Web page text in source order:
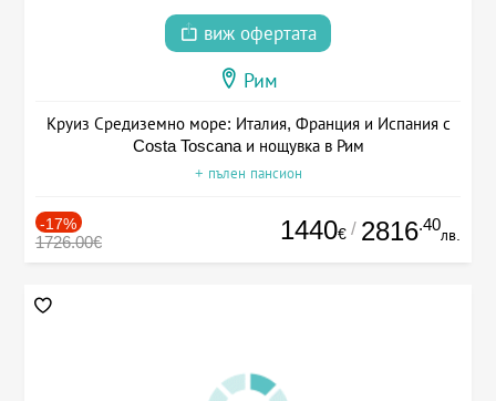
виж офертата
Рим
Круиз Средиземно море: Италия, Франция и Испания с
Costa Toscana и нощувка в Рим
+ пълен пансион
-17%
1726.00€ 1440€ / 2816.40
лв.